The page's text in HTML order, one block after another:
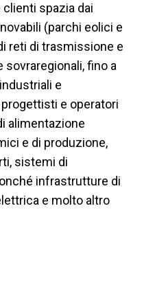
clienti spazia dai
(parchi eolici e
reti di trasmissione e
fino a
e
e operatori
alimentazione
e di produzione,
sistemi di
infrastrutture di
e molto altro